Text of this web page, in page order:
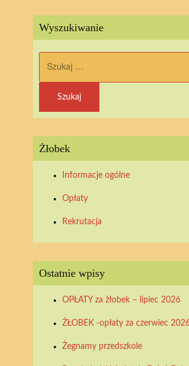
Wyszukiwanie
Żłobek
Informacje ogólne
Opłaty
Rekrutacja
Ostatnie wpisy
OPŁATY za żłobek – lipiec 2026
ŻŁOBEK -opłaty za czerwiec
Żegnamy przedszkole